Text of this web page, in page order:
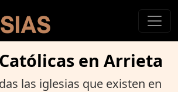
en Arrieta
las iglesias que existen en